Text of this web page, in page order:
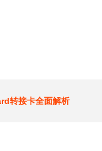
转接卡全面解析